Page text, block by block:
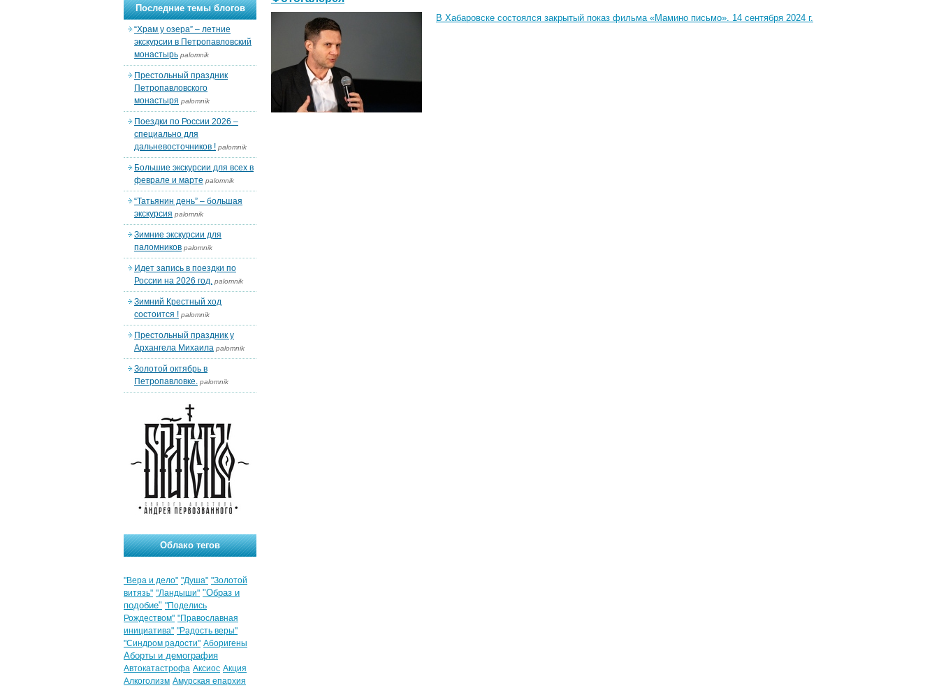
В Хабаровске состоялся закрытый показ фильма «Мамино письмо». 14 сентября 2024 г.
Последние темы блогов
“Храм у озера” – летние
экскурсии в Петропавловский
монастырь palomnik
Престольный праздник
Петропавловского
монастыря palomnik
Поездки по России 2026 –
специально для
дальневосточников ! palomnik
Большие экскурсии для всех в
феврале и марте palomnik
“Татьянин день” – большая
экскурсия palomnik
Зимние экскурсии для
паломников palomnik
Идет запись в поездки по
России на 2026 год. palomnik
Зимний Крестный ход
состоится ! palomnik
Престольный праздник у
Архангела Михаила palomnik
Золотой октябрь в
Петропавловке. palomnik
Облако тегов
"Вера и дело" "Душа" "Золотой
витязь" "Ландыши" "Образ и
подобие" "Поделись
Рождеством" "Православная
инициатива" "Радость веры"
"Синдром радости" Аборигены
Аборты и демография
Автокатастрофа Аксиос Акция
Алкоголизм Амурская епархия